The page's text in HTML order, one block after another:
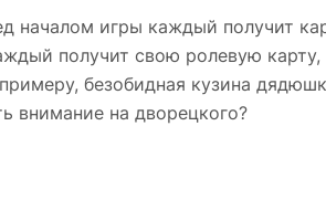
началом игры каждый получит
получит свою ролевую
безобидная кузина
внимание на дворецкого?